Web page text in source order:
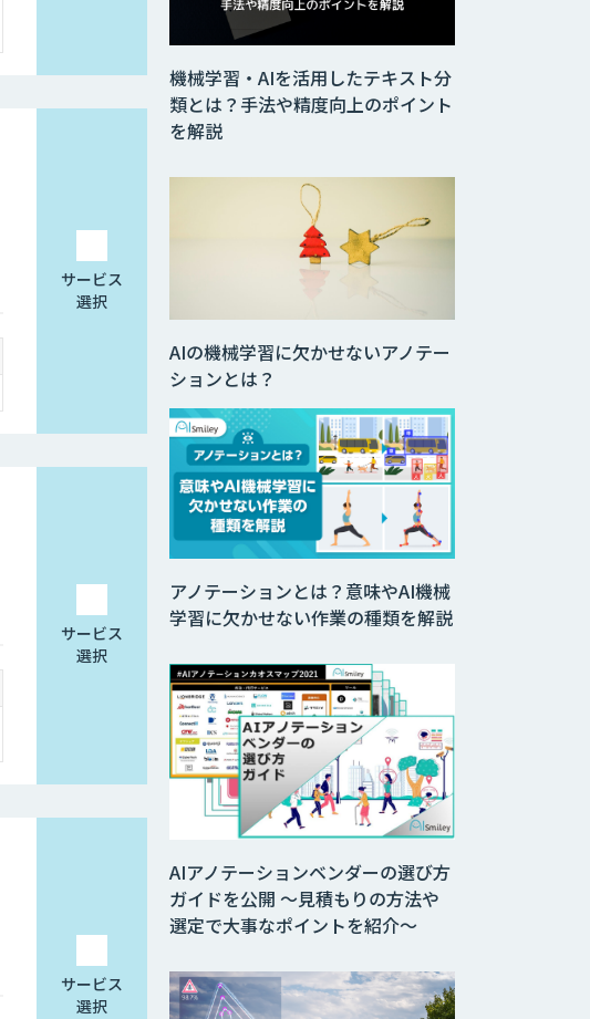
サービス
選択
サービス
選択
サービス
選択
アノテーションとは？意味やAI機械
学習に欠かせない作業の種類を解説
機械学習・AIを活用したテキスト分
類とは？手法や精度向上のポイント
を解説
AIの機械学習に欠かせないアノテー
ションとは？
AIアノテーションベンダーの選び方
ガイドを公開 ～見積もりの方法や
選定で大事なポイントを紹介～